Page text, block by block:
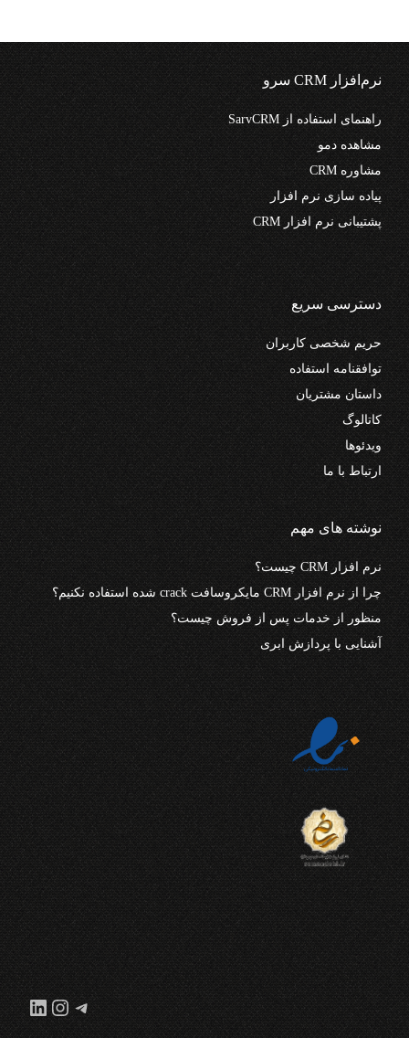
نرم‌افزار CRM سرو
راهنمای استفاده از SarvCRM
مشاهده دمو
مشاوره CRM
پیاده سازی نرم افزار
پشتیبانی نرم افزار CRM
دسترسی سریع
حریم شخصی کاربران
توافقنامه استفاده
داستان مشتریان
کاتالوگ
ویدئوها
ارتباط با ما
نوشته های مهم
نرم افزار CRM چیست؟
چرا از نرم افزار CRM مایکروسافت crack شده استفاده نکنیم؟
منظور از خدمات پس از فروش چیست؟
آشنایی با پردازش ابری
تلگرام